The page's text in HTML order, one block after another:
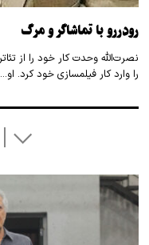
رودررو با تماشاگر و مرگ
نصرت‌الله وحدت کار خود را از
را وارد کار فیلمسازی خود کرد. او…